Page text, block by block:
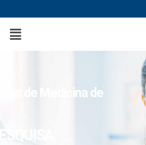
de Medicina de